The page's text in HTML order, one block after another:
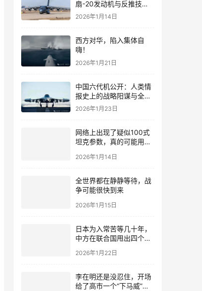
扇-20发动机与反推技术
大突破！
2026年1月14日
西方对华，陷入集体自
嗨！
2026年1月21日
中国六代机公开：人类情
报史上的战略阳谋与全球
空中力量重构
2026年1月23日
网络上出现了疑似100式
坦克参数，真的可能用了
2026年1月14日
全世界都在静静等待，战
争可能很快到来
2026年1月15日
日本为入常苦等几十年，
中方在联合国甩出四个
2026年1月22日
李在明还是没忍住，开场
给了高市一个“下马威”，